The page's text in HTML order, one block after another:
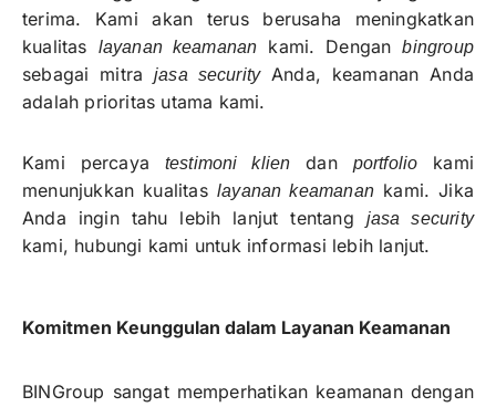
terima. Kami akan terus berusaha meningkatkan
kualitas
layanan keamanan kami. Denganbingroup
sebagai mitra jasa securityAnda, keamanan Anda
adalah prioritas utama kami.
Kami percaya testimoni klien dan portfolio
kami
menunjukkan kualitas layanan keamanan kami. Jika
Anda ingin tahu lebih lanjut tentang
jasa security
kami, hubungi kami untuk informasi lebih lanjut.
Komitmen Keunggulan dalam Layanan Keamanan
BINGroup sangat memperhatikan keamanan dengan